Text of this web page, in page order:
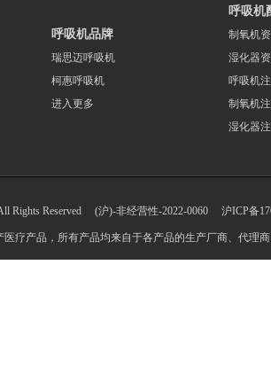
呼吸机品牌
瑞思迈呼吸机
柯惠呼吸机
进入更多
呼吸机
制氧机
湿化器
呼吸机
制氧机
湿化器
Rights Reserved (沪)-非经营性-2022-0060 沪ICP备
疗产品，所有产品均来自于各产品的生产厂商、代理